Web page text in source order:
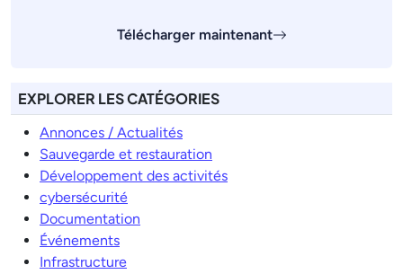
Télécharger maintenant
EXPLORER LES CATÉGORIES
Annonces / Actualités
Sauvegarde et restauration
Développement des activités
cybersécurité
Documentation
Événements
Infrastructure